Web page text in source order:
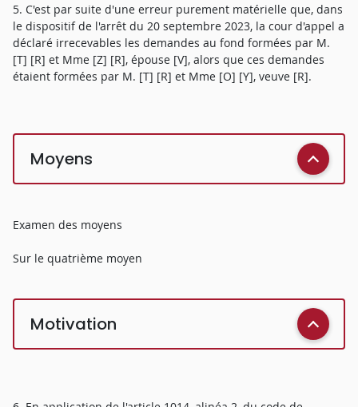
5. C'est par suite d'une erreur purement matérielle que, dans
le dispositif de l'arrêt du 20 septembre 2023, la cour d'appel a
déclaré irrecevables les demandes au fond formées par M.
[T] [R] et Mme [Z] [R], épouse [V], alors que ces demandes
étaient formées par M. [T] [R] et Mme [O] [Y], veuve [R].
Moyens
Examen des moyens
Sur le quatrième moyen
Motivation